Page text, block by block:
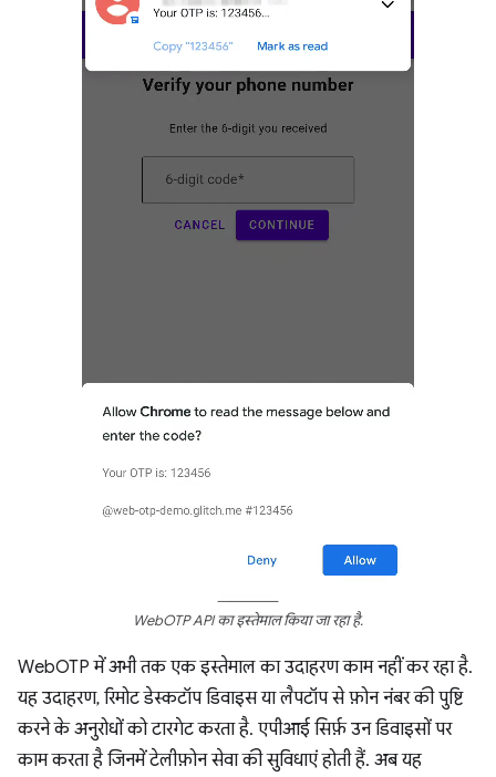
WebOTP API का इस्तेमाल किया जा रहा है.
WebOTP में अभी तक एक इस्तेमाल का उदाहरण काम नहीं कर रहा है.
यह उदाहरण, रिमोट डेस्कटॉप डिवाइस या लैपटॉप से फ़ोन नंबर की पुष्टि
करने के अनुरोधों को टारगेट करता है. एपीआई सिर्फ़ उन डिवाइसों पर
काम करता है जिनमें टेलीफ़ोन सेवा की सुविधाएं होती हैं. अब यह